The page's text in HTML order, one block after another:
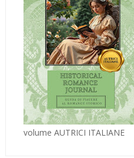
volume AUTRICI ITALIANE